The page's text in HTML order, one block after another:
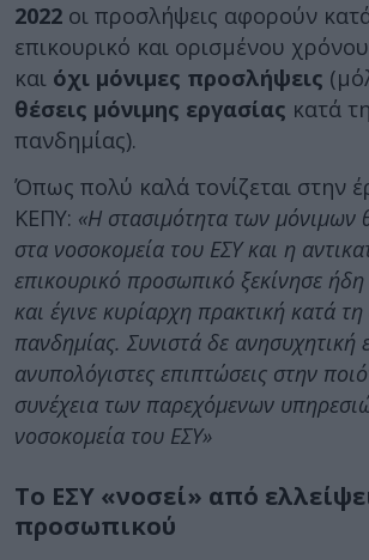
2022 οι προσλήψεις αφορούν
επικουρικό και ορισμένου
και όχι μόνιμες προσλήψεις
θέσεις μόνιμης εργασίας κατά
πανδημίας).
Όπως πολύ καλά τονίζεται στην
ΚΕΠΥ: «Η στασιμότητα των μόνιμων
στα νοσοκομεία του ΕΣΥ και η
επικουρικό προσωπικό ξεκίνησε
και έγινε κυρίαρχη πρακτική κατά τη
πανδημίας. Συνιστά δε ανησυχητική
ανυπολόγιστες επιπτώσεις στην
συνέχεια των παρεχόμενων
νοσοκομεία του ΕΣΥ»
Το ΕΣΥ «νοσεί» από
προσωπικού